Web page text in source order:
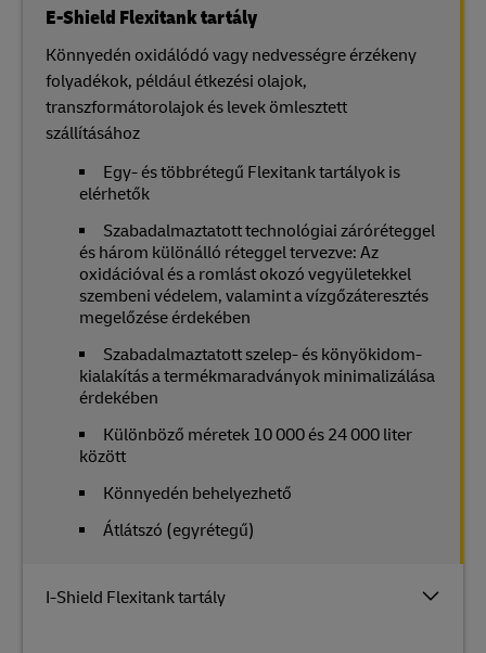
I-Shield Flexitank tartály
E-Shield Flexitank tartály
Könnyedén oxidálódó vagy nedvességre érzékeny
folyadékok, például étkezési olajok,
transzformátorolajok és levek ömlesztett
szállításához
Egy- és többrétegű Flexitank tartályok is
elérhetők
Szabadalmaztatott technológiai záróréteggel
és három különálló réteggel tervezve: Az
oxidációval és a romlást okozó vegyületekkel
szembeni védelem, valamint a vízgőzáteresztés
megelőzése érdekében
Szabadalmaztatott szelep- és könyökidom-
kialakítás a termékmaradványok minimalizálása
érdekében
Különböző méretek 10 000 és 24 000 liter
között
Könnyedén behelyezhető
Átlátszó (egyrétegű)